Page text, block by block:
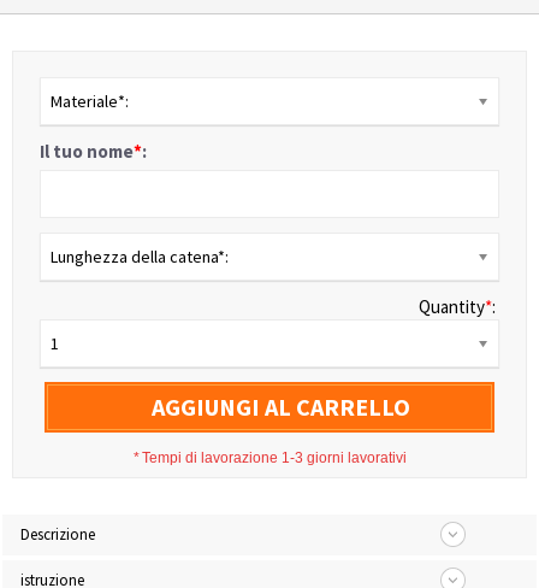
Materiale*:
Il tuo nome*:
Lunghezza della catena*:
Quantity*:
1
AGGIUNGI AL CARRELLO
*Tempi di lavorazione 1-3 giorni lavorativi
Descrizione
istruzione